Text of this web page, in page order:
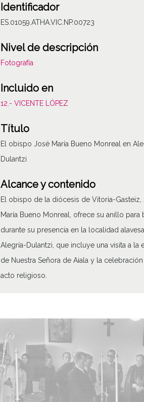
Identificador
ES.01059.ATHA.VIC.NP.00723
Nivel de descripción
Fotografía
Incluido en
12.- VICENTE LÓPEZ
Título
El obispo José María Bueno Monreal en
Dulantzi
Alcance y contenido
El obispo de la diócesis de Vitoria-Gasteiz,
María Bueno Monreal, ofrece su anillo para
durante su presencia en la localidad
Alegría-Dulantzi, que incluye una visita a la
de Nuestra Señora de Aiala y la
acto religioso.
Tipo de contenido
Fotográfico
Características del soporte
Plástico